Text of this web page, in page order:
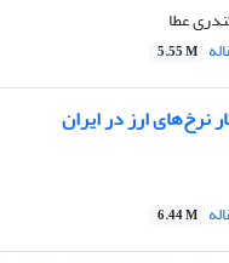
عطا
5.55 M
نرخ‌های ارز در ایران
6.44 M